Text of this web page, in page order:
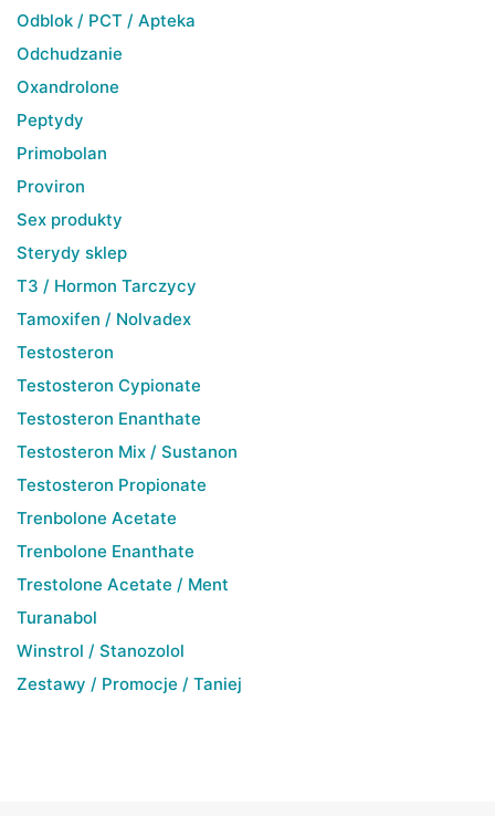
Odblok / PCT / Apteka
Odchudzanie
Oxandrolone
Peptydy
Primobolan
Proviron
Sex produkty
Sterydy sklep
T3 / Hormon Tarczycy
Tamoxifen / Nolvadex
Testosteron
Testosteron Cypionate
Testosteron Enanthate
Testosteron Mix / Sustanon
Testosteron Propionate
Trenbolone Acetate
Trenbolone Enanthate
Trestolone Acetate / Ment
Turanabol
Winstrol / Stanozolol
Zestawy / Promocje / Taniej